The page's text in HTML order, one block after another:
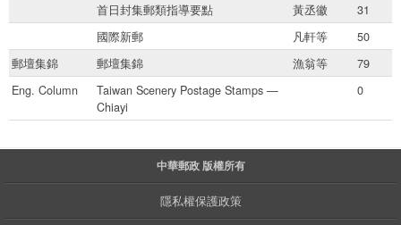
首日封集郵類指導要點
黃丞徽
31
國際新郵
凡軒等
50
郵壇集錦
郵壇集錦 漁翁等
79
Eng. Column
Taiwan Scenery Postage Stamps —
Chiayi
0
中華郵政 版權所有
隱私權保護政策